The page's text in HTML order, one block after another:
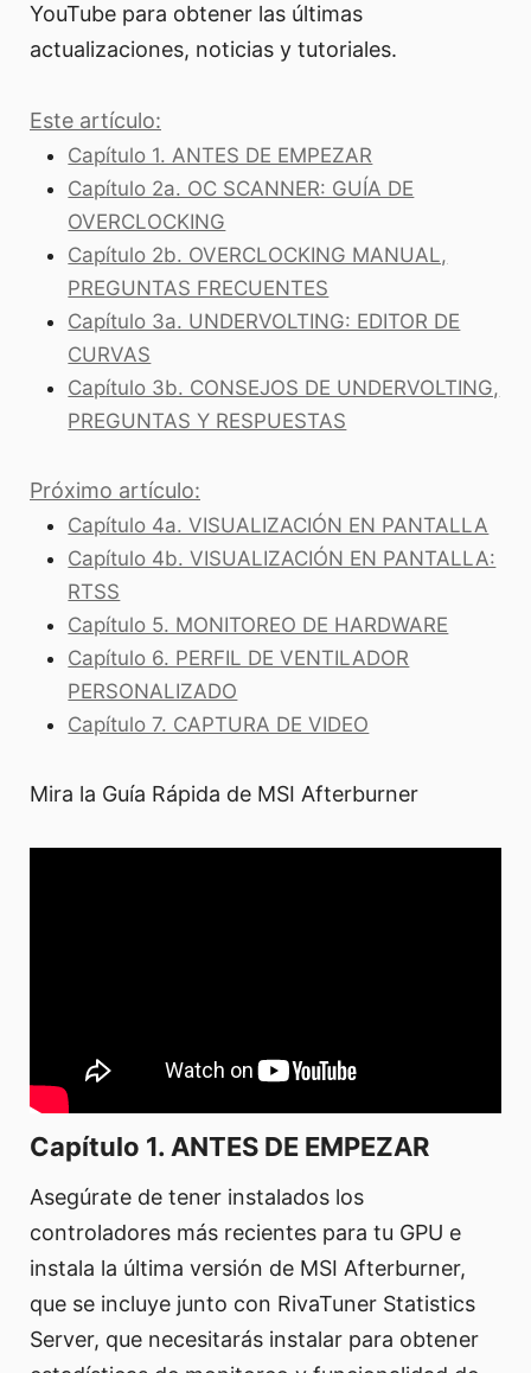
YouTube para obtener las últimas
actualizaciones, noticias y tutoriales.
Este artículo:
Capítulo 1. ANTES DE EMPEZAR
Capítulo 2a. OC SCANNER: GUÍA DE
OVERCLOCKING
Capítulo 2b. OVERCLOCKING MANUAL,
PREGUNTAS FRECUENTES
Capítulo 3a. UNDERVOLTING: EDITOR DE
CURVAS
Capítulo 3b. CONSEJOS DE UNDERVOLTING,
PREGUNTAS Y RESPUESTAS
Próximo artículo:
Capítulo 4a. VISUALIZACIÓN EN PANTALLA
Capítulo 4b. VISUALIZACIÓN EN PANTALLA:
RTSS
Capítulo 5. MONITOREO DE HARDWARE
Capítulo 6. PERFIL DE VENTILADOR
PERSONALIZADO
Capítulo 7. CAPTURA DE VIDEO
Mira la Guía Rápida de MSI Afterburner
Capítulo 1. ANTES DE EMPEZAR
Asegúrate de tener instalados los
controladores más recientes para tu GPU e
instala la última versión de MSI Afterburner,
que se incluye junto con RivaTuner Statistics
Server, que necesitarás instalar para obtener